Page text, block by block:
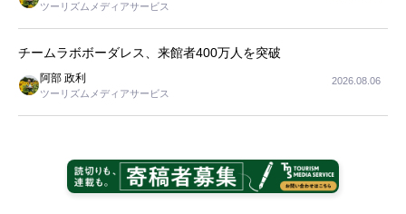
ツーリズムメディアサービス
チームラボボーダレス、来館者400万人を突破
阿部 政利
ツーリズムメディアサービス
2026.08.06